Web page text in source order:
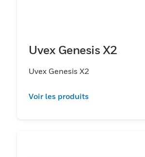
Uvex Genesis X2
Uvex Genesis X2
Voir les produits